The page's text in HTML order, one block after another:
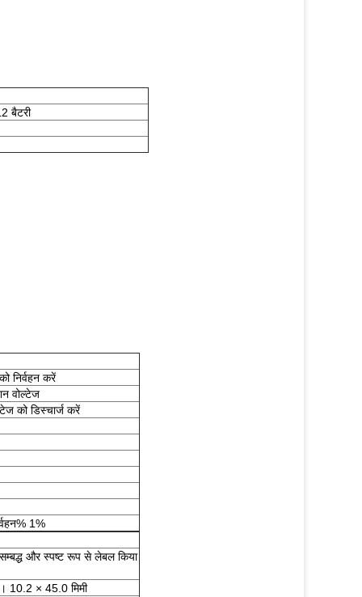
बैटरी
निर्वहन करें
वोल्टेज
को डिस्चार्ज करें
1%
और स्पष्ट रूप से लेबल किया
10.2 × 45.0 मिमी